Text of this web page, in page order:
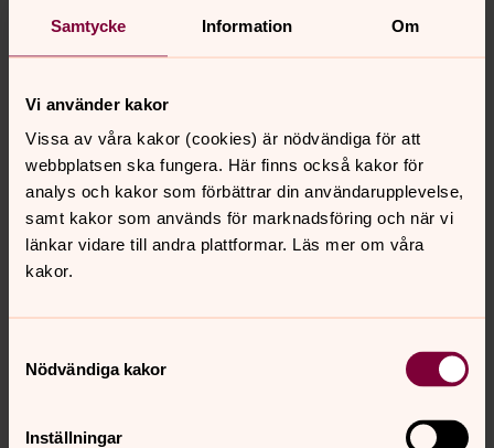
Samtycke Information Om
Vi använder kakor
Vissa av våra kakor (cookies) är nödvändiga för att
webbplatsen ska fungera. Här finns också kakor för
analys och kakor som förbättrar din användarupplevelse,
samt kakor som används för marknadsföring och när vi
länkar vidare till andra plattformar. Läs mer om våra
kakor.
Nödvändiga kakor
Inställningar
Maj 2024
Öppna bildspel
Synpunkter eller frågor på sidans
lekeryds.forsamling@svenskakyrkan.se